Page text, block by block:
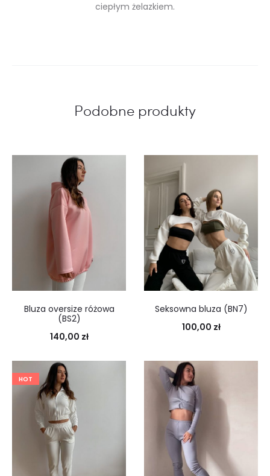
ciepłym żelazkiem.
Podobne produkty
Bluza oversize różowa
(BS2)
140,00 zł
Seksowna bluza (BN7)
100,00 zł
HOT